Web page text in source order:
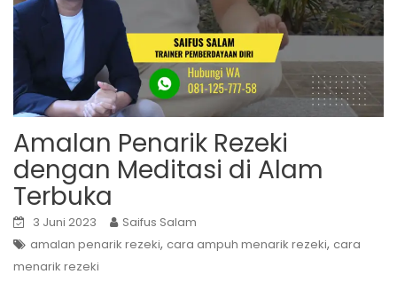
Amalan Penarik Rezeki
dengan Meditasi di Alam
Terbuka
3 Juni 2023
Saifus Salam
amalan penarik rezeki, cara ampuh menarik rezeki, cara
menarik rezeki